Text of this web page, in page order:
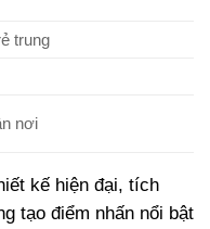
trung
nơi
kế hiện đại, tích
tạo điểm nhấn nổi bật